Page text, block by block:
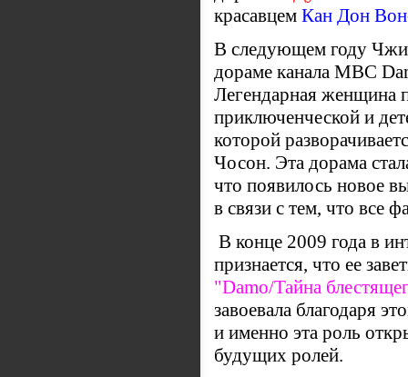
красавцем Кан Дон
В следующем году Чжи
дораме канала MBC
Легендарная женщина
приключенческой и
которой
Чосон. Эта дорама
что появилось новое
в связи с тем, что все
В конце 2009 года в
признается, что ее
"Damo/Тайна
завоевала благодаря
и именно эта роль
будущих ролей.